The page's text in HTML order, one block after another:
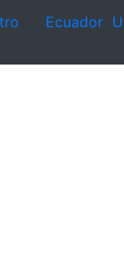
Ecuador